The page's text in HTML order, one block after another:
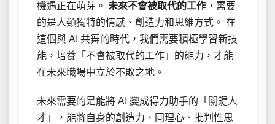
機遇正在萌芽。 未來不會被取代的工作 ，需要
的是人類獨特的情感、創造力和思維方式。 在
這個與 AI 共舞的時代，我們需要積極學習新技
能，培養「不會被取代的工作」的能力，才能
在未來職場中立於不敗之地。
未來需要的是能將 AI 變成得力助手的「關鍵人
才」，能將自身的創造力、同理心、批判性思